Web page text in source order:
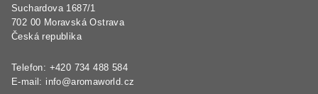
Suchardova 1687/1
702 00 Moravská Ostrava
Česká republika
Telefon: +420 734 488 584
E-mail: info@aromaworld.cz